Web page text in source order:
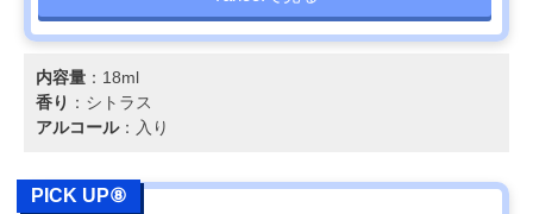
内容量 ：18ml
香り ：シトラス
アルコール：入り
PICK UP⑧